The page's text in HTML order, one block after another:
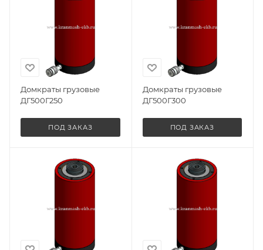
Домкраты грузовые
ДГ500Г250
ПОД ЗАКАЗ
Домкраты грузовые
ДГ500Г300
ПОД ЗАКАЗ